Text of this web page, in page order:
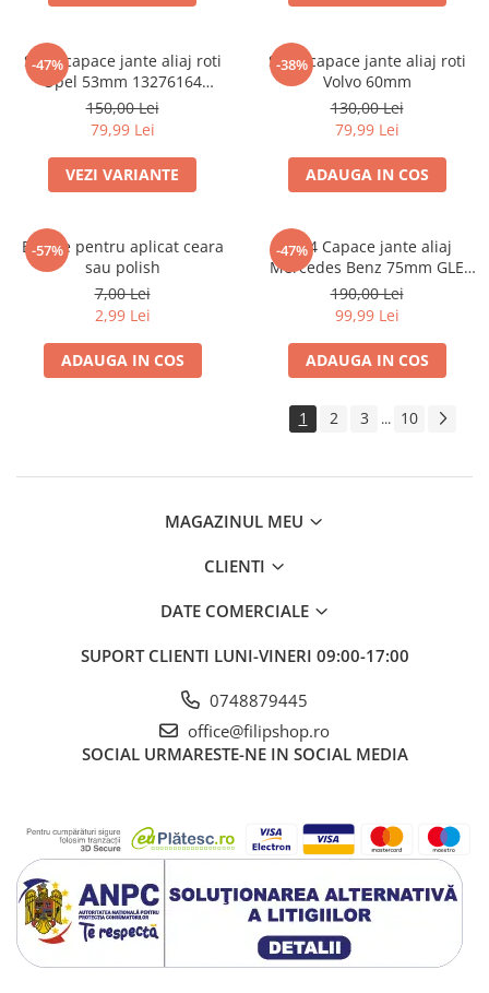
-47%
Set 4 capace jante aliaj roti
Opel 53mm 13276164
467597050
150,00 Lei
79,99 Lei
VEZI VARIANTE
-38%
Set 4 capace jante aliaj roti
Volvo 60mm
130,00 Lei
79,99 Lei
ADAUGA IN COS
-57%
Burete pentru aplicat ceara
sau polish
7,00 Lei
2,99 Lei
ADAUGA IN COS
-47%
set 4 Capace jante aliaj
Mercedes Benz 75mm GLE
W167 / GLS X167 A1674015960
190,00 Lei
99,99 Lei
ADAUGA IN COS
1 2 3 ... 10
MAGAZINUL MEU
CLIENTI
DATE COMERCIALE
SUPORT CLIENTI LUNI-VINERI 09:00-17:00
0748879445
office@filipshop.ro
SOCIAL URMARESTE-NE IN SOCIAL MEDIA